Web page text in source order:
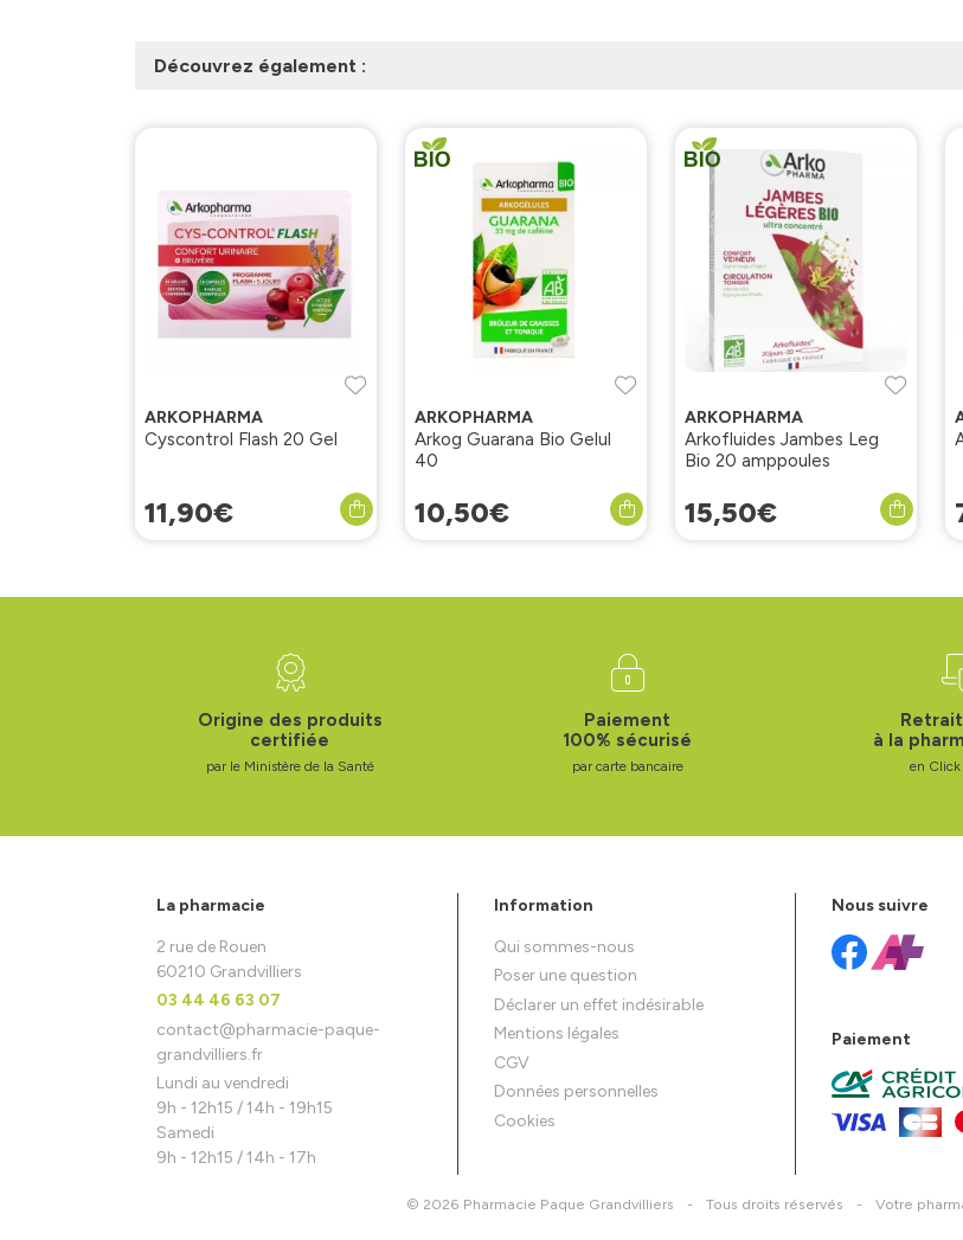
Découvrez également :
ARKOPHARMA
Cyscontrol Flash 20 Gel
11,90€
ARKOPHARMA
Arkog Guarana Bio Gelul
40
10,50€
ARKOPHARMA
Arkofluides Jambes Leg
Bio 20 amppoules
15,50€
Origine des produits
certifiée
par le Ministère de la Santé
Paiement
100% sécurisé
par carte bancaire
à la
en
La pharmacie
2 rue de Rouen
60210 Grandvilliers
03 44 46 63 07
contact@pharmacie-paque-
grandvilliers.fr
Lundi au vendredi
9h - 12h15 / 14h - 19h15
Samedi
9h - 12h15 / 14h - 17h
Information
Qui sommes-nous
Poser une question
Déclarer un effet indésirable
Mentions légales
CGV
Données personnelles
Cookies
Nous suivre
Paiement
© 2026 Pharmacie Paque Grandvilliers - Tous droits réservés - Votre